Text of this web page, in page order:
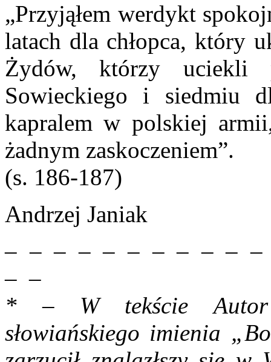
„Przyjąłem werdykt
latach dla chłopca, który
Żydów, którzy uciekli
Sowieckiego i siedmiu
kapralem w polskiej
żadnym zaskoczeniem”.
(s. 186-187)
Andrzej Janiak
– – – – – – – – – –
– –
* – W tekście Autor
słowiańskiego imienia